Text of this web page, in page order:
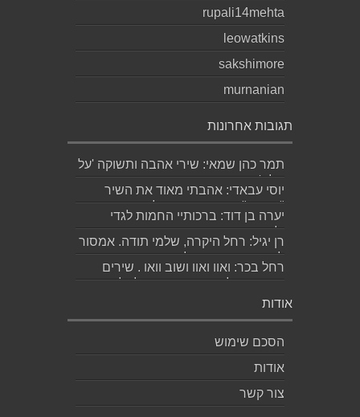
rupali14mehta
leowatkins
sakshimore
murnanian
תגובות אחרונות
תמר כהן שמאי: שירי אהבה ותשוקה 'על
מלא' , יפהפיים אהבתי במיוחד את
'סחף' תו...
יוסי עבאדי: אהבתי מאוד את השיר
"השקה". יש בו פיכחון של אדם המביט
בזמן שח...
יערה בן דוד: ברכותיי החמות לגדי
ולאהובה האהובה המעוטרת בזר שירים
יפה ומרג...
רן יגיל: רחל היקרה, שלמי תודה. אמסור
לגד היקר. שבת שלום. רן...
רחל בכר: ואוו ואוו ושוב וואו . שירים
מרחיבים לב ותקווה, בנויים לתלפיו...
אודות
הסכם שימוש
אודות
צור קשר